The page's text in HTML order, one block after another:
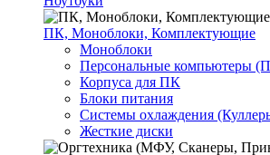
ПК, Моноблоки, Комплектующие
Моноблоки
Персональные компьютеры
Корпуса для ПК
Блоки питания
Системы охлаждения
Жесткие диски